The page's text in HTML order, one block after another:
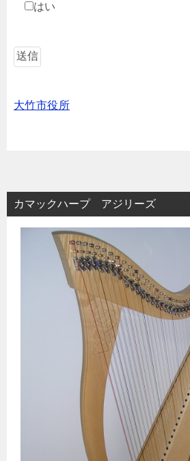
はい
大竹市役所
カマックハープ アジリーズ